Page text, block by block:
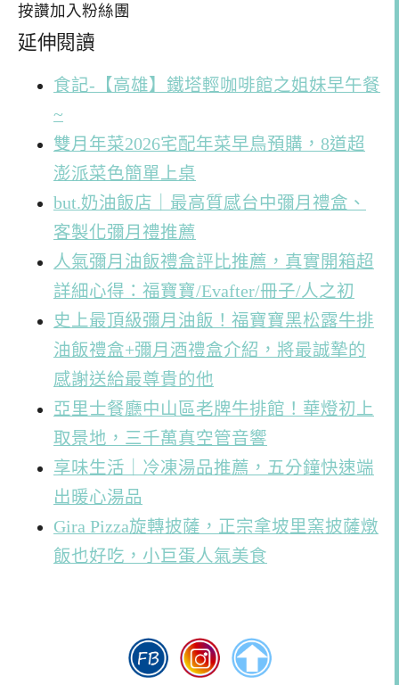
按讚加入粉絲團
延伸閱讀
食記-【高雄】鐵塔輕咖啡館之姐妹早午餐
~
雙月年菜2026宅配年菜早鳥預購，8道超
澎派菜色簡單上桌
but.奶油飯店｜最高質感台中彌月禮盒、
客製化彌月禮推薦
人氣彌月油飯禮盒評比推薦，真實開箱超
詳細心得：福寶寶/Evafter/冊子/人之初
史上最頂級彌月油飯！福寶寶黑松露牛排
油飯禮盒+彌月酒禮盒介紹，將最誠摯的
感謝送給最尊貴的他
亞里士餐廳中山區老牌牛排館！華燈初上
取景地，三千萬真空管音響
享味生活｜冷凍湯品推薦，五分鐘快速端
出暖心湯品
Gira Pizza旋轉披薩，正宗拿坡里窯披薩燉
飯也好吃，小巨蛋人氣美食